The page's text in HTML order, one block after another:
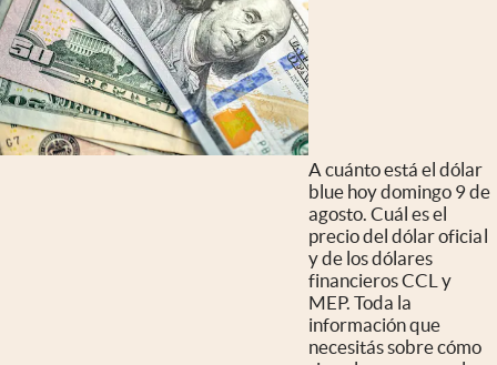
A cuánto está el dólar
blue hoy domingo 9 de
agosto. Cuál es el
precio del dólar oficial
y de los dólares
financieros CCL y
MEP. Toda la
información que
necesitás sobre cómo